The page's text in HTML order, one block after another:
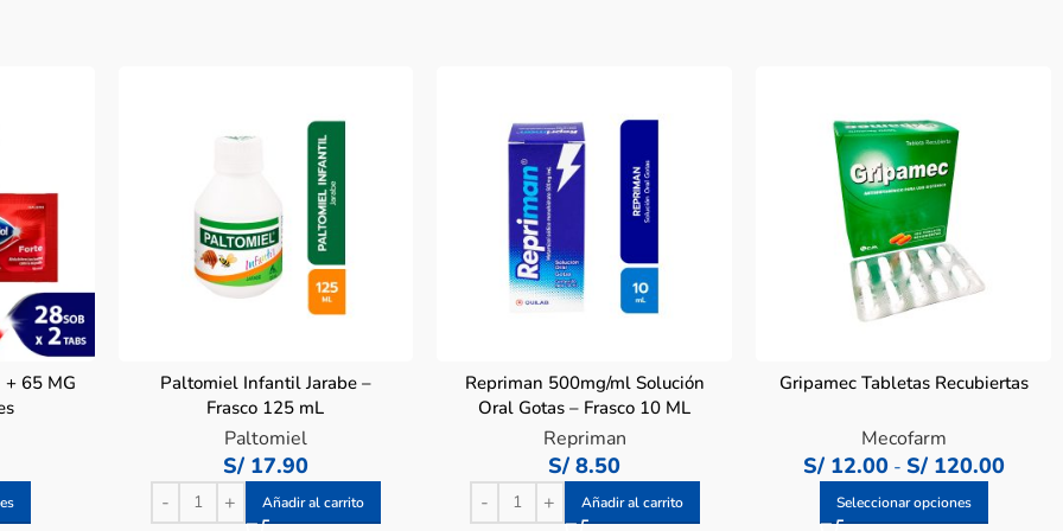
65 MG
Paltomiel Infantil Jarabe –
Frasco 125 mL
Paltomiel
S/17.90
Añadir al carrito
Repriman 500mg/ml Solución
Oral Gotas – Frasco 10 ML
Repriman
S/ 8.50
Añadir al carrito
Gripamec Tabletas Recubiertas
Mecofarm
S/12.00 - S/120.00
Seleccionar opciones